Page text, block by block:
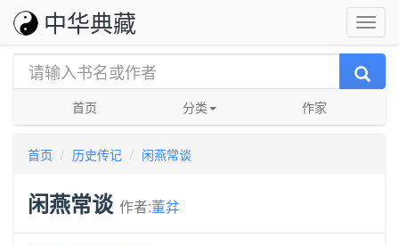
中华典藏
首页 分类 作家
首页 历史传记 闲燕常谈
闲燕常谈 作者:董弅